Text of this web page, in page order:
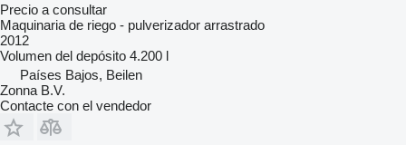
Precio a consultar
Maquinaria de riego - pulverizador arrastrado
2012
Volumen del depósito 4.200 l
Países Bajos, Beilen
Zonna B.V.
Contacte con el vendedor